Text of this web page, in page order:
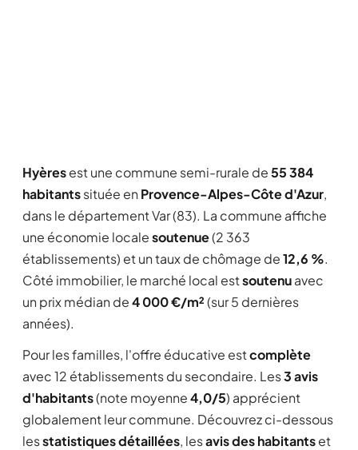
Hyèresest une commune semi-rurale de55 384
habitantssituée en Provence-Alpes-Côte d'Azur,
dans le département Var (83). La commune affiche
une économie localesoutenue(2 363
établissements) et un taux de chômage de12,6 %.
Côté immobilier, le marché local estsoutenuavec
un prix médian de4 000 €/m²(sur 5 dernières
années).
Pour les familles, l'offre éducative estcomplète
avec 12 établissements du secondaire. Les3 avis
d'habitants(note moyenne4,0/5) apprécient
globalement leur commune. Découvrez ci-dessous
lesstatistiques détaillées, lesavis des habitantset